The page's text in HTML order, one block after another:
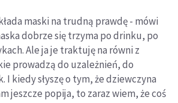
maski na trudną prawdę - mówi
dobrze się trzyma po drinku, po
Ale ja je traktuję na równi z
prowadzą do uzależnień, do
I kiedy słyszę o tym, że dziewczyna
jeszcze popija, to zaraz wiem, że coś